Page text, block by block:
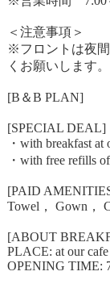
＜注意事項＞
※フロントは夜
くお願いします。
[B＆B PLAN]
[SPECIAL DEAL]
・with breakfast at
・with free refills
[PAID
Towel， Gown，
[ABOUT
PLACE: at our
OPENING TIME: